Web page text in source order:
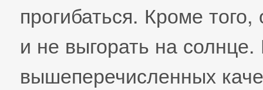
прогибаться. Кроме
и не выгорать на
вышеперечисленных